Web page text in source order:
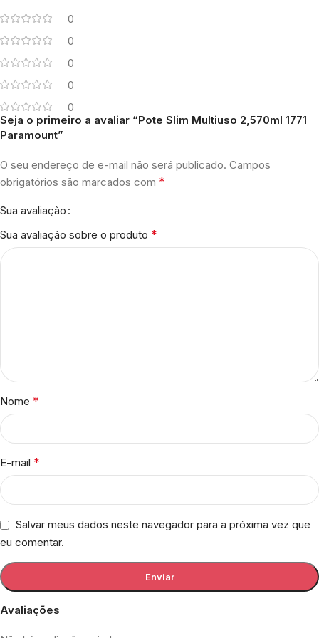
0
0
0
0
0
Avaliações
Seja o primeiro a avaliar “Pote Slim Multiuso 2,570ml 1771
Paramount”
O seu endereço de e-mail não será publicado. Campos
obrigatórios são marcados com *
Sua avaliação
Sua avaliação sobre o produto *
Nome *
E-mail *
Salvar meus dados neste navegador para a próxima vez que
eu comentar.